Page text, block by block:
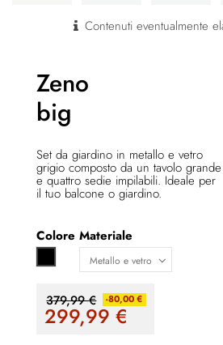
Contenuti eventualmente
Zeno
big
Set da giardino in metallo e vetro
grigio composto da un tavolo grande
e quattro sedie impilabili. Ideale per
il tuo balcone o giardino.
Colore Materiale
379,99 € -80,00 €
299,99€